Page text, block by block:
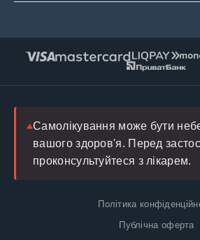
Умови обслуговування
Інструкції
Лікар
Самолікування може бути
вашого здоров'я. Перед
проконсультуйтеся з лікарем.
Політика
Публічна оферта